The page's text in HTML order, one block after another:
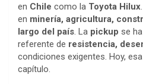
en Chile como la Toyota Hilux
en minería, agricultura,
largo del país. La pickup se
referente de resistencia,
condiciones exigentes. Hoy,
capítulo.